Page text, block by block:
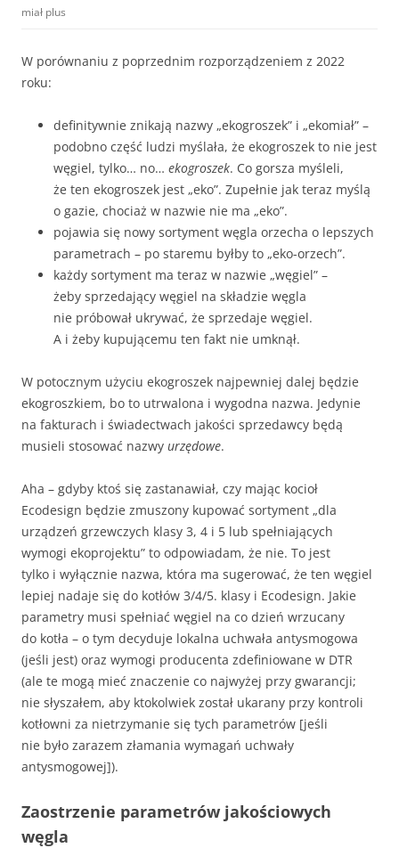
miał plus
W porównaniu z poprzednim rozporządzeniem z 2022
roku:
definitywnie znikają nazwy „ekogroszek” i „ekomiał” –
podobno część ludzi myślała, że ekogroszek to nie jest
węgiel, tylko… no… ekogroszek. Co gorsza myśleli,
że ten ekogroszek jest „eko”. Zupełnie jak teraz myślą
o gazie, chociaż w nazwie nie ma „eko”.
pojawia się nowy sortyment węgla orzecha o lepszych
parametrach – po staremu byłby to „eko-orzech”.
każdy sortyment ma teraz w nazwie „węgiel” –
żeby sprzedający węgiel na składzie węgla
nie próbował ukrywać, że sprzedaje węgiel.
A i żeby kupującemu ten fakt nie umknął.
W potocznym użyciu ekogroszek najpewniej dalej będzie
ekogroszkiem, bo to utrwalona i wygodna nazwa. Jedynie
na fakturach i świadectwach jakości sprzedawcy będą
musieli stosować nazwy urzędowe.
Aha – gdyby ktoś się zastanawiał, czy mając kocioł
Ecodesign będzie zmuszony kupować sortyment „dla
urządzeń grzewczych klasy 3, 4 i 5 lub spełniających
wymogi ekoprojektu” to odpowiadam, że nie. To jest
tylko i wyłącznie nazwa, która ma sugerować, że ten węgiel
lepiej nadaje się do kotłów 3/4/5. klasy i Ecodesign. Jakie
parametry musi spełniać węgiel na co dzień wrzucany
do kotła – o tym decyduje lokalna uchwała antysmogowa
(jeśli jest) oraz wymogi producenta zdefiniowane w DTR
(ale te mogą mieć znaczenie co najwyżej przy gwarancji;
nie słyszałem, aby ktokolwiek został ukarany przy kontroli
kotłowni za nietrzymanie się tych parametrów [jeśli
nie było zarazem złamania wymagań uchwały
antysmogowej]).
Zaostrzenie parametrów jakościowych
węgla